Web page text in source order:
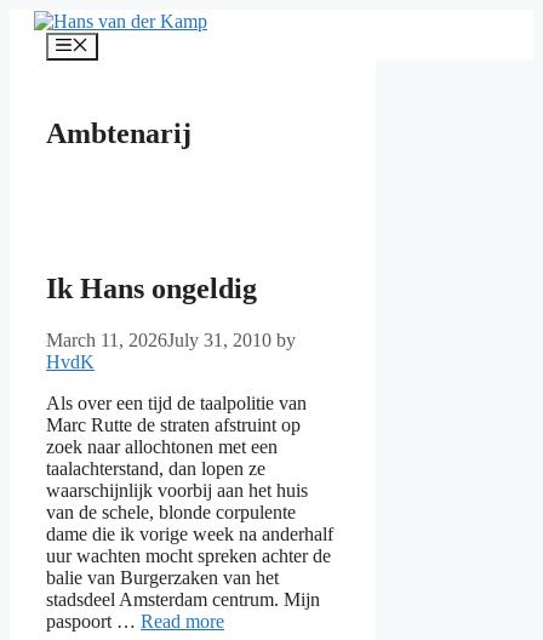
Skip
content
Menu
Ambtenarij
Ik Hans ongeldig
March 11, 2026July 31, 2010 by
HvdK
Als over een tijd de taalpolitie van
Marc Rutte de straten afstruint op
zoek naar allochtonen met een
taalachterstand, dan lopen ze
waarschijnlijk voorbij aan het huis
van de schele, blonde corpulente
dame die ik vorige week na anderhalf
uur wachten mocht spreken achter de
balie van Burgerzaken van het
stadsdeel Amsterdam centrum. Mijn
paspoort … Read more